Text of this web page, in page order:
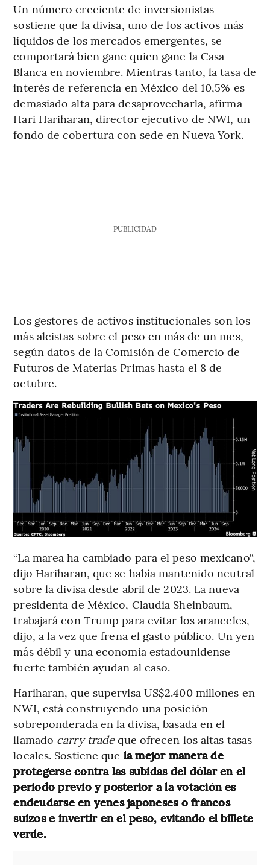
Un número creciente de inversionistas
sostiene que la divisa, uno de los activos más
líquidos de los mercados emergentes, se
comportará bien gane quien gane la Casa
Blanca en noviembre. Mientras tanto, la tasa de
interés de referencia en México del 10,5% es
demasiado alta para desaprovecharla, afirma
Hari Hariharan, director ejecutivo de NWI, un
fondo de cobertura con sede en Nueva York.
PUBLICIDAD
Los gestores de activos institucionales son los
más alcistas sobre el peso en más de un mes,
según datos de la Comisión de Comercio de
Futuros de Materias Primas hasta el 8 de
octubre.
“La marea ha cambiado para el peso mexicano“,
dijo Hariharan, que se había mantenido neutral
sobre la divisa desde abril de 2023. La nueva
presidenta de México, Claudia Sheinbaum,
trabajará con Trump para evitar los aranceles,
dijo, a la vez que frena el gasto público. Un yen
más débil y una economía estadounidense
fuerte también ayudan al caso.
Hariharan, que supervisa US$2.400 millones en
NWI, está construyendo una posición
sobreponderada en la divisa, basada en el
llamado carry tradeque ofrecen los altas tasas
locales. Sostiene que la mejor manera de
protegerse contra las subidas del dólar en el
periodo previo y posterior a la votación es
endeudarse en yenes japoneses o francos
suizos e invertir en el peso, evitando el billete
verde.